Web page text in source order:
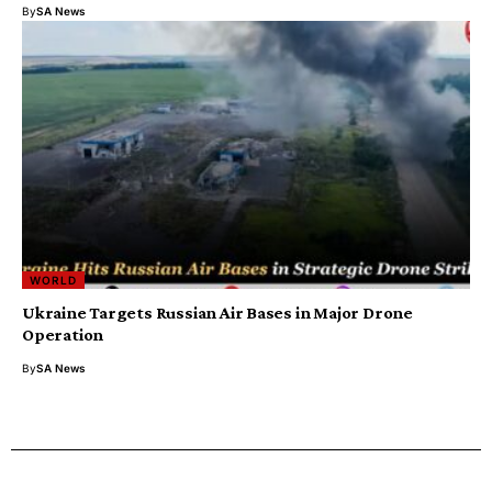
BySA News
WORLD
Ukraine Targets Russian Air Bases in Major Drone
Operation
BySA News